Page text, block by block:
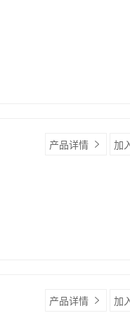
产品详情 加
产品详情 加